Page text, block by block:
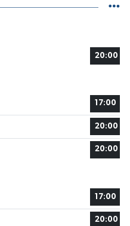
20:00
17:00
20:00
20:00
17:00
20:00